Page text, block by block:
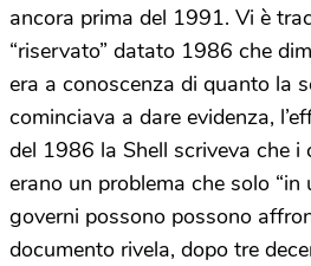
ancora prima del 1991. Vi è
“riservato” datato 1986 che
era a conoscenza di quanto la
cominciava a dare evidenza,
del 1986 la Shell scriveva che i
erano un problema che solo
governi possono possono
documento rivela, dopo tre